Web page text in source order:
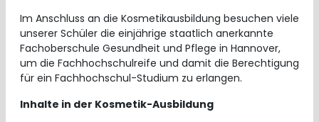
Im Anschluss an die Kosmetikausbildung besuchen viele
unserer Schüler die einjährige staatlich anerkannte
Fachoberschule Gesundheit und Pflege in Hannover,
um die Fachhochschulreife und damit die Berechtigung
für ein Fachhochschul-Studium zu erlangen.
Inhalte in der Kosmetik-Ausbildung